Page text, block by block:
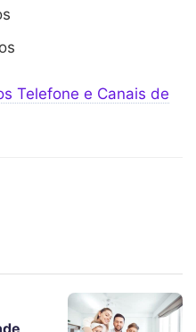
Telefone e Canais de